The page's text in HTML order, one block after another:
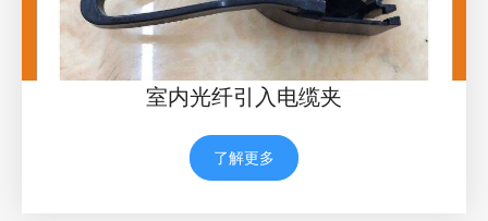
室内光纤引入电缆夹
了解更多